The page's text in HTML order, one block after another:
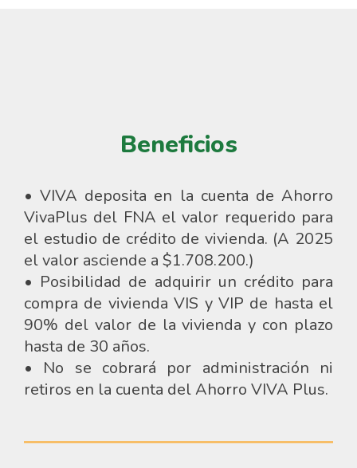
Beneficios
• VIVA deposita en la cuenta de Ahorro
VivaPlus del FNA el valor requerido para
el estudio de crédito de vivienda. (A 2025
el valor asciende a $1.708.200.)
• Posibilidad de adquirir un crédito para
compra de vivienda VIS y VIP de hasta el
90% del valor de la vivienda y con plazo
hasta de 30 años.
• No se cobrará por administración ni
retiros en la cuenta del Ahorro VIVA Plus.